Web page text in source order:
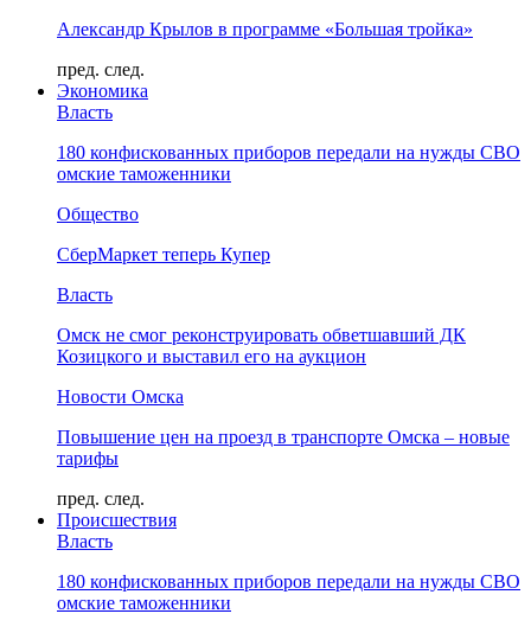
Александр Крылов в программе «Большая тройка»
пред. след.
Экономика
Власть
180 конфискованных приборов передали на нужды СВО
омские таможенники
Общество
СберМаркет теперь Купер
Власть
Омск не смог реконструировать обветшавший ДК
Козицкого и выставил его на аукцион
Новости Омска
Повышение цен на проезд в транспорте Омска – новые
тарифы
пред. след.
Происшествия
Власть
180 конфискованных приборов передали на нужды СВО
омские таможенники